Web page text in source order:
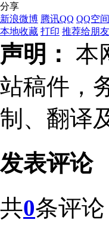
分享
新浪微博 腾讯QQ QQ空间
本地收藏 打印 推荐给朋友
声明： 本
站稿件，
制、翻译
发表评论
共0条评论